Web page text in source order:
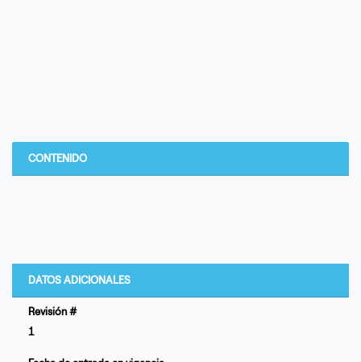
CONTENIDO
DATOS ADICIONALES
Revisión #
1